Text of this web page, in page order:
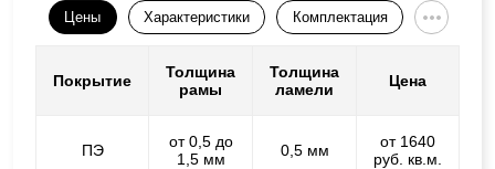
Цены Характеристики Комплектация
Покрытие
Толщина
рамы
Толщина
ламели
Цена
ПЭ
от 0,5 до
1,5 мм
0,5 мм
от 1640
руб. кв.м.